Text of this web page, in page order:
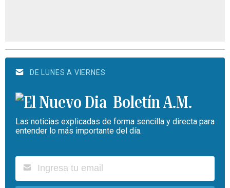
DE LUNES A VIERNES
Boletín A.M.
Las noticias explicadas de forma sencilla y directa para
entender lo más importante del día.